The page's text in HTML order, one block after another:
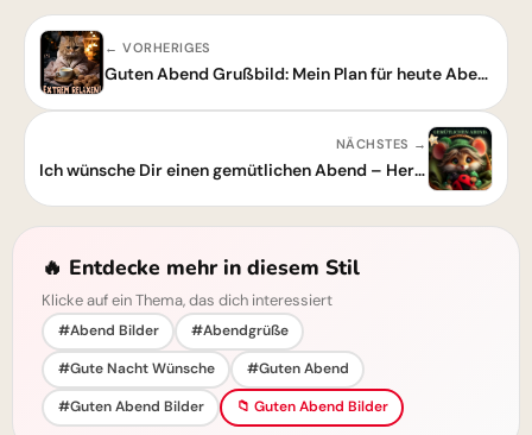
← VORHERIGES
Guten Abend Grußbild: Mein Plan für heute Abend? Extrem relaxen!
NÄCHSTES →
Ich wünsche Dir einen gemütlichen Abend – Herzliche Abendgrüße zum Teilen
🔥 Entdecke mehr in diesem Stil
Klicke auf ein Thema, das dich interessiert
#Abend Bilder
#Abendgrüße
#Gute Nacht Wünsche
#Guten Abend
#Guten Abend Bilder
📁 Guten Abend Bilder